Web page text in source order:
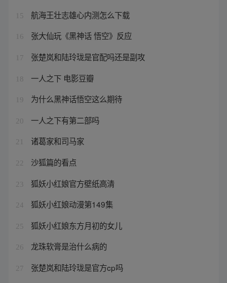
15 航海王壮志雄心内测怎么下载
16 张大仙玩《黑神话 悟空》反应
17 张楚岚和陆玲珑是官配吗还是副攻
18 一人之下 电影豆瓣
19 为什么黑神话悟空这么期待
20 一人之下有第二部吗
21 诸葛家和司马家
22 沙狐篇的看点
23 狐妖小红娘官方壁纸高清
24 狐妖小红娘动漫第149集
25 狐妖小红娘东方月初的女儿
26 龙珠软膏是治什么病的
27
张楚岚和陆玲珑是官方cp吗